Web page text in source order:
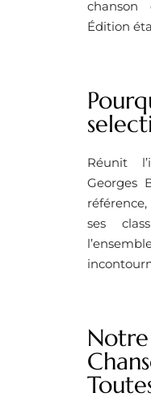
Édition
Réunit
Georges
ses